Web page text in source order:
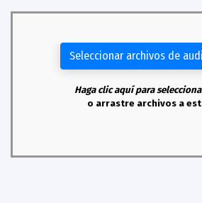
Seleccionar archivos de
Haga clic aquí para
o arrastre archivos a